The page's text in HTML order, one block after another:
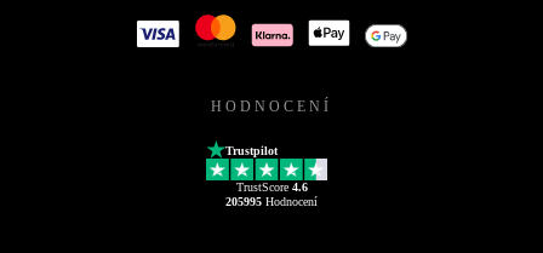
HODNOCENÍ
Trustpilot
TrustScore 4.6
205995 Hodnocení